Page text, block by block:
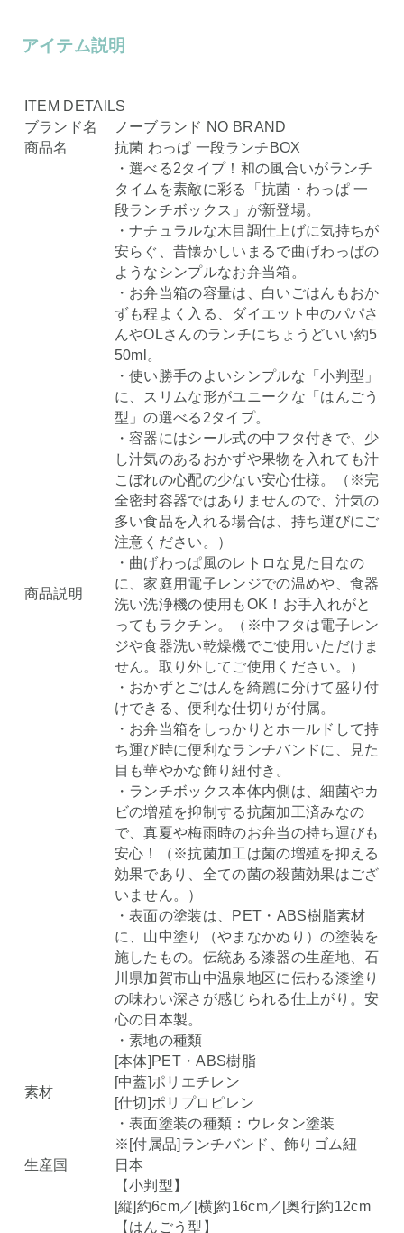
アイテム説明
ITEM DETAILS
ブランド名
ノーブランド NO BRAND
商品名
抗菌 わっぱ 一段ランチBOX
商品説明
・選べる2タイプ！和の風合いがランチ
タイムを素敵に彩る「抗菌・わっぱ 一
段ランチボックス」が新登場。
・ナチュラルな木目調仕上げに気持ちが
安らぐ、昔懐かしいまるで曲げわっぱの
ようなシンプルなお弁当箱。
・お弁当箱の容量は、白いごはんもおか
ずも程よく入る、ダイエット中のパパさ
んやOLさんのランチにちょうどいい約5
50ml。
・使い勝手のよいシンプルな「小判型」
に、スリムな形がユニークな「はんごう
型」の選べる2タイプ。
・容器にはシール式の中フタ付きで、少
し汁気のあるおかずや果物を入れても汁
こぼれの心配の少ない安心仕様。（※完
全密封容器ではありませんので、汁気の
多い食品を入れる場合は、持ち運びにご
注意ください。）
・曲げわっぱ風のレトロな見た目なの
に、家庭用電子レンジでの温めや、食器
洗い洗浄機の使用もOK！お手入れがと
ってもラクチン。（※中フタは電子レン
ジや食器洗い乾燥機でご使用いただけま
せん。取り外してご使用ください。）
・おかずとごはんを綺麗に分けて盛り付
けできる、便利な仕切りが付属。
・お弁当箱をしっかりとホールドして持
ち運び時に便利なランチバンドに、見た
目も華やかな飾り紐付き。
・ランチボックス本体内側は、細菌やカ
ビの増殖を抑制する抗菌加工済みなの
で、真夏や梅雨時のお弁当の持ち運びも
安心！（※抗菌加工は菌の増殖を抑える
効果であり、全ての菌の殺菌効果はござ
いません。）
・表面の塗装は、PET・ABS樹脂素材
に、山中塗り（やまなかぬり）の塗装を
施したもの。伝統ある漆器の生産地、石
川県加賀市山中温泉地区に伝わる漆塗り
の味わい深さが感じられる仕上がり。安
心の日本製。
素材
・素地の種類
[本体]PET・ABS樹脂
[中蓋]ポリエチレン
[仕切]ポリプロピレン
・表面塗装の種類：ウレタン塗装
※[付属品]ランチバンド、飾りゴム紐
生産国
日本
【小判型】
[縦]約6cm／[横]約16cm／[奥行]約12cm
【はんごう型】